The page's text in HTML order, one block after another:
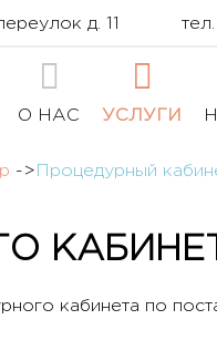
д. 11 тел.
О НАС УСЛУГИ
-> Процедурный
кабинета по